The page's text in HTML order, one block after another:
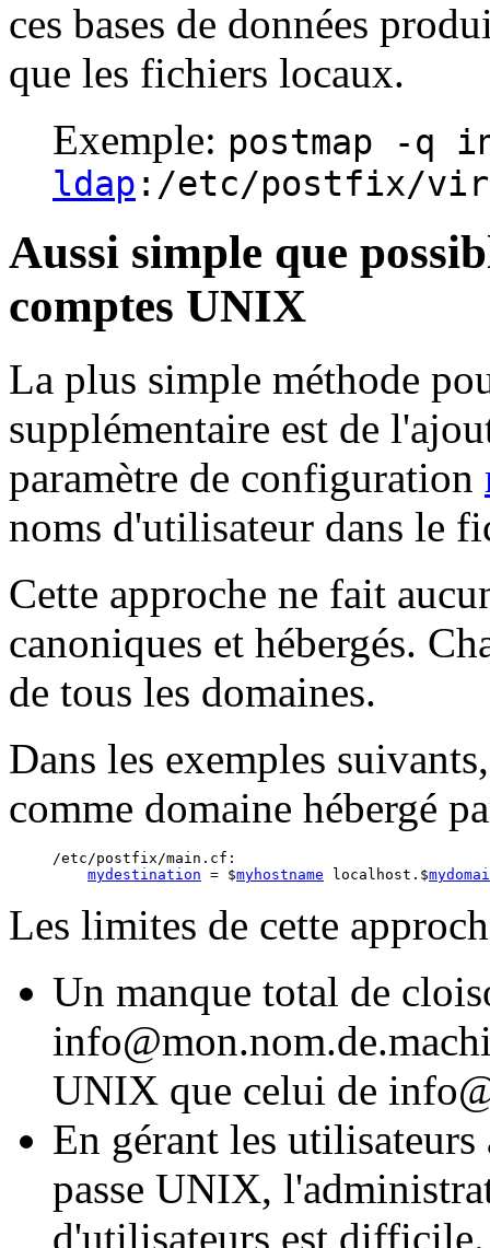
ces bases de données
que les fichiers locaux.
Exemple: postmap -q
ldap :/etc/postfix/
Aussi simple que
comptes UNIX
La plus simple méthode
supplémentaire est de
paramètre de configuration
noms d'utilisateur dans le
Cette approche ne fait
canoniques et hébergés.
de tous les domaines.
Dans les exemples
comme domaine hébergé
/etc/postfix/main.cf:
mydestination = $myhostname localhost.$
Les limites de cette
Un manque total de
UNIX que celui de
En gérant les
passe UNIX,
d'utilisateurs est difficile.